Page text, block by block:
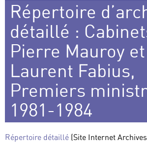
Répertoire
détaillé :
Pierre Mauroy
Laurent Fabius,
Premiers
1981-1984
Répertoire détaillé (Site Internet